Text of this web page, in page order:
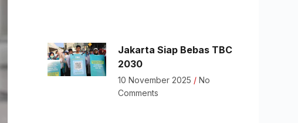
Jakarta Siap Bebas TBC
2030
10 November 2025
No
Comments